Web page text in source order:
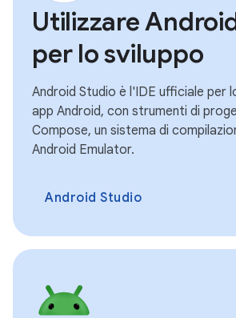
Utilizzare
per lo sviluppo
Android Studio è l'IDE ufficiale per
app Android, con strumenti di
Compose, un sistema di
Android Emulator.
Android Studio